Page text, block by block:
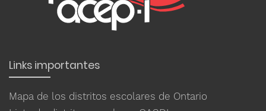
Links importantes
Mapa de los distritos escolares de Ontario